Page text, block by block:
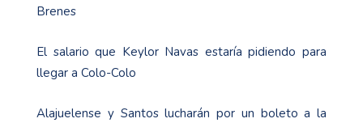
Brenes
El salario que Keylor Navas estaría pidiendo para
llegar a Colo-Colo
Alajuelense y Santos lucharán por un boleto a la